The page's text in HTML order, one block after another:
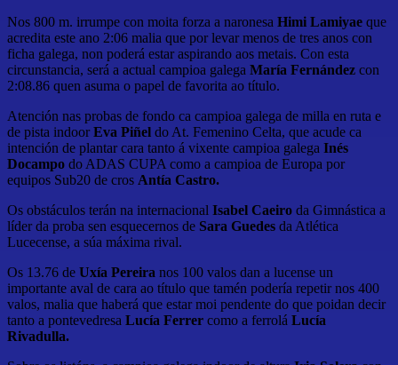
Nos 800 m. irrumpe con moita forza a naronesa Himi Lamiyae que
acredita este ano 2:06 malia que por levar menos de tres anos con
ficha galega, non poderá estar aspirando aos metais. Con esta
circunstancia, será a actual campioa galega María Fernández con
2:08.86 quen asuma o papel de favorita ao título.
Atención nas probas de fondo ca campioa galega de milla en ruta e
de pista indoorEva Piñel do At. Femenino Celta, que acude ca
intención de plantar cara tanto á vixente campioa galega Inés
Docampo do ADAS CUPA como a campioa de Europa por
equipos Sub20 de cros Antía Castro.
Os obstáculos terán na internacional Isabel Caeiro da Gimnástica a
líder da proba sen esquecernos de Sara Guedes da Atlética
Lucecense, a súa máxima rival.
Os 13.76 de Uxía Pereira nos 100 valos dan a lucense un
importante aval de cara ao título que tamén podería repetir nos 400
valos, malia que haberá que estar moi pendente do que poidan decir
tanto a pontevedresa Lucía Ferrer como a ferrolá Lucía
Rivadulla.